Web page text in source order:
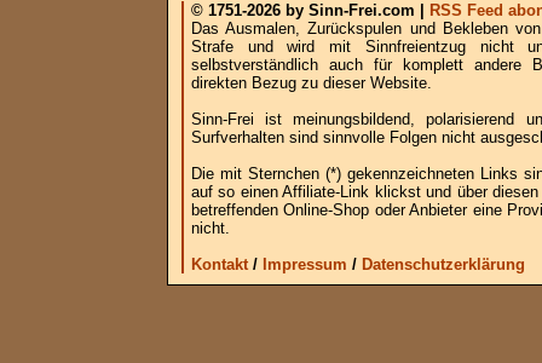
© 1751-2026 by Sinn-Frei.com |
RSS Feed
Das Ausmalen, Zurückspulen und Bekleben
Strafe und wird mit Sinnfreientzug nicht
selbstverständlich auch für komplett andere
direkten Bezug zu dieser Website.
Sinn-Frei ist meinungsbildend, polarisierend
Surfverhalten sind sinnvolle Folgen nicht
Die mit Sternchen (*) gekennzeichneten Links
auf so einen Affiliate-Link klickst und über
betreffenden Online-Shop oder Anbieter eine
nicht.
Kontakt/ Impressum / Datenschutzerklärung